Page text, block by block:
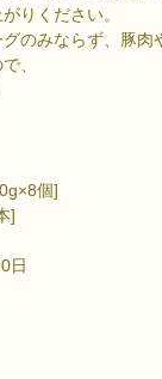
りください。
のみならず、豚肉
、
個]
]
日